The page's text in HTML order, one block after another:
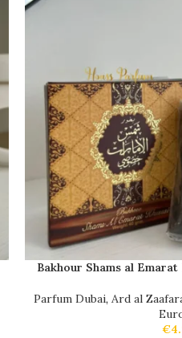
Bakhour Shams al
Parfum Dubai, Ard al
€